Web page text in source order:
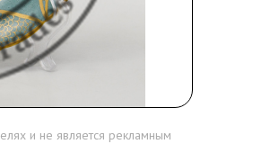
и не является рекламным